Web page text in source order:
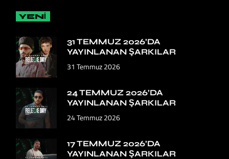
YENİ
31 TEMMUZ 2026’DA
YAYINLANAN ŞARKILAR
31 Temmuz 2026
24 TEMMUZ 2026’DA
YAYINLANAN ŞARKILAR
24 Temmuz 2026
17 TEMMUZ 2026’DA
YAYINLANAN ŞARKILAR